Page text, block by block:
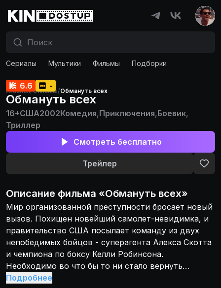
Сериалы Мультики Фильмы Подборки
Главная/Фильмы/Обмануть всех
6.6 -
Обмануть всех
16+США2002Комедия,Приключения,Боевик,
Триллер
Смотреть бесплатно
Трейлер
Описание фильма «Обмануть всех»
Мир организованной преступности бросает новый
вызов. Похищен новейший самолет-невидимка, и
правительство США посылает команду из двух
непобедимых бойцов - суперагента Алекса Скотта
и чемпиона по боксу Келли Робинсона.
Необходимо во что бы то ни стало вернуть
попавший в руки Арнольда Гундарса, подпольного
Подробнее